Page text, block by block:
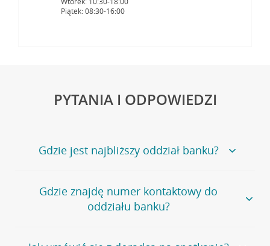
Piątek: 08:30-16:00
PYTANIA I ODPOWIEDZI
Gdzie jest najbliższy oddział banku?
Jeśli szukasz oddziału naszego banku, zapraszamy na
stronęPlacówki i bankomaty, na której znajduje się
wygodna wyszukiwarka.
oddziałów
Gdzie znajdę numer kontaktowy do
oddziału banku?
Bank Credit Agricole nie udostępnia ogólnego numeru